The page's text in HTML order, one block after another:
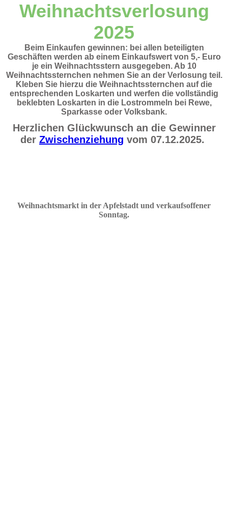
Weihnachtsverlosung
2025
Beim Einkaufen gewinnen: bei allen beteiligten
Geschäften werden ab einem Einkaufswert von 5,- Euro
je ein Weihnachtsstern ausgegeben. Ab 10
Weihnachtssternchen nehmen Sie an der Verlosung teil.
Kleben Sie hierzu die Weihnachtssternchen auf die
entsprechenden Loskarten und werfen die vollständig
beklebten Loskarten in die Lostrommeln bei Rewe,
Sparkasse oder Volksbank.
Herzlichen Glückwunsch an die Gewinner
der Zwischenziehung vom 07.12.2025.
Weihnachtsmarkt in der Apfelstadt und verkaufsoffener
Sonntag.